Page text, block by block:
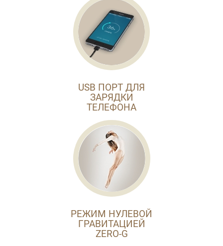
USB ПОРТ ДЛЯ
ЗАРЯДКИ
ТЕЛЕФОНА
РЕЖИМ НУЛЕВОЙ
ГРАВИТАЦИЕЙ
ZERO-G